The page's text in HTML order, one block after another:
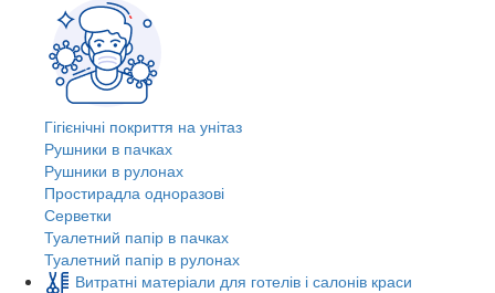
Гігієнічні покриття на унітаз
Рушники в пачках
Рушники в рулонах
Простирадла одноразові
Серветки
Туалетний папір в пачках
Туалетний папір в рулонах
Витратні матеріали для готелів і салонів краси